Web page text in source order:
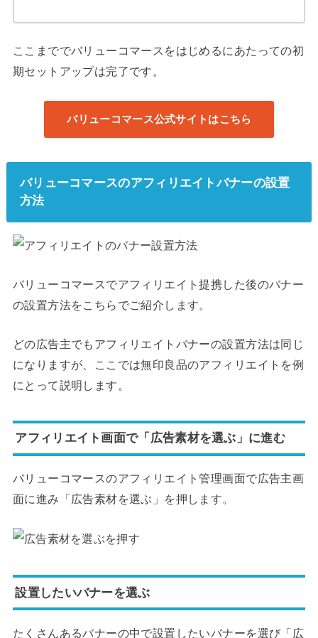
ここまででバリューコマースをはじめるにあたっての初
期セットアップは完了です。
バリューコマース公式サイトはこちら
バリューコマースのアフィリエイトバナーの設置
方法
バリューコマースでアフィリエイト提携した後のバナー
の設置方法をこちらでご紹介します。
どの広告主でもアフィリエイトバナーの設置方法は同じ
になりますが、ここでは無印良品のアフィリエイトを例
にとって説明します。
アフィリエイト画面で「広告素材を選ぶ」に進む
バリューコマースのアフィリエイト管理画面で広告主画
面に進み「広告素材を選ぶ」を押します。
設置したいバナーを選ぶ
たくさんあるバナーの中で設置したいバナーを選び「広